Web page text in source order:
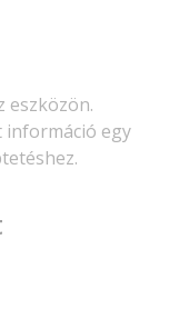
eszközön.
egy